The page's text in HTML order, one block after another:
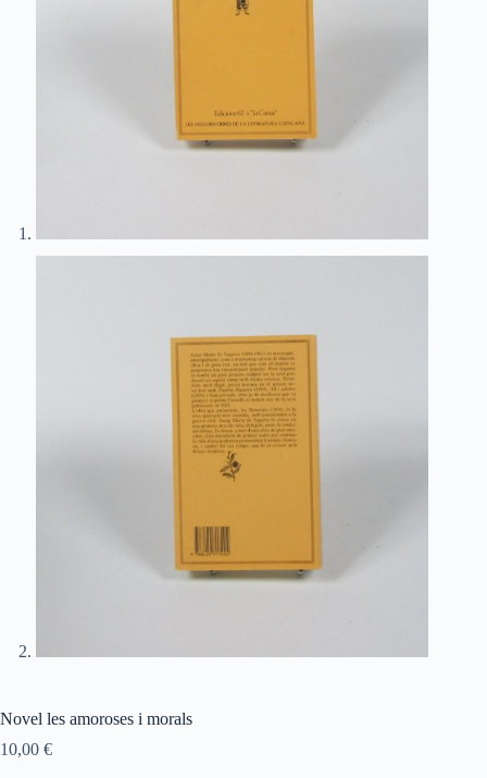
Novel les amoroses i morals
10,00 €